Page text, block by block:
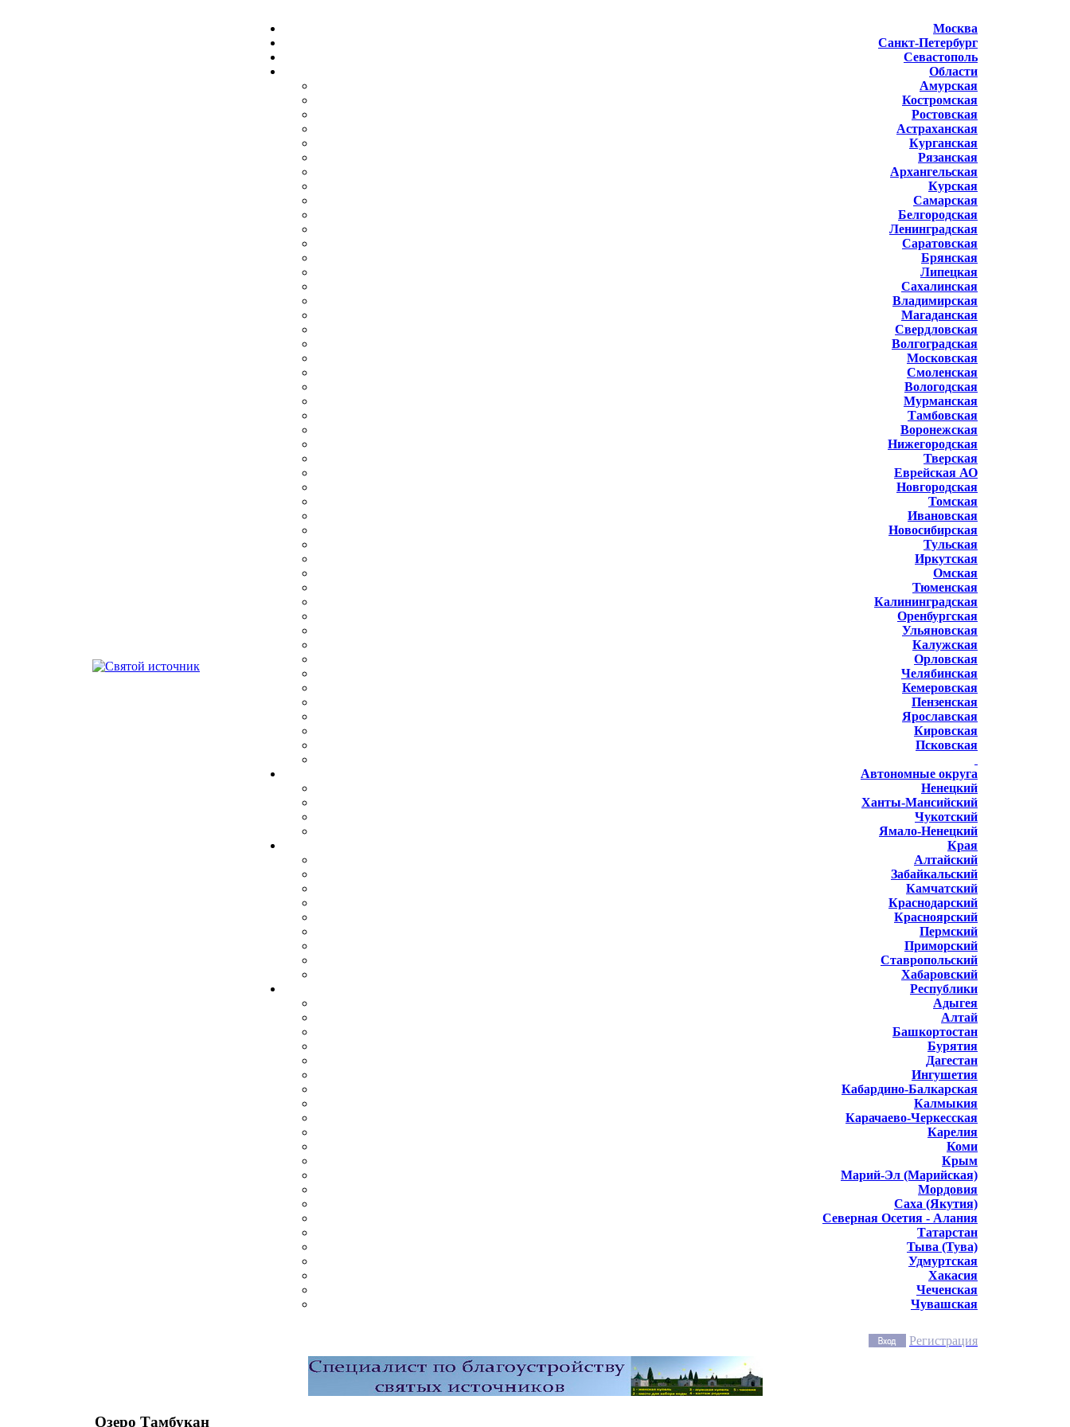
Москва
Санкт-Петербург
Севастополь
Области
Амурская
Костромская
Ростовская
Астраханская
Курганская
Рязанская
Архангельская
Курская
Самарская
Белгородская
Ленинградская
Саратовская
Брянская
Липецкая
Сахалинская
Владимирская
Магаданская
Свердловская
Волгоградская
Московская
Смоленская
Вологодская
Мурманская
Тамбовская
Воронежская
Нижегородская
Тверская
Еврейская АО
Новгородская
Томская
Ивановская
Новосибирская
Тульская
Иркутская
Омская
Тюменская
Калининградская
Оренбургская
Ульяновская
Калужская
Орловская
Челябинская
Кемеровская
Пензенская
Ярославская
Кировская
Псковская
Автономные округа
Ненецкий
Ханты-Мансийский
Чукотский
Ямало-Ненецкий
Края
Алтайский
Забайкальский
Камчатский
Краснодарский
Красноярский
Пермский
Приморский
Ставропольский
Хабаровский
Республики
Адыгея
Алтай
Башкортостан
Бурятия
Дагестан
Ингушетия
Кабардино-Балкарская
Калмыкия
Карачаево-Черкесская
Карелия
Коми
Крым
Марий-Эл (Марийская)
Мордовия
Саха (Якутия)
Северная Осетия - Алания
Татарстан
Тыва (Тува)
Удмуртская
Хакасия
Чеченская
Чувашская
Регистрация
Озеро Тамбукан